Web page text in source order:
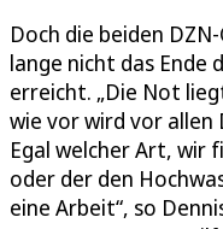
Doch die beiden
lange nicht das
erreicht. „Die Not
wie vor wird vor
Egal welcher Art, wir
oder der den
eine Arbeit“, so